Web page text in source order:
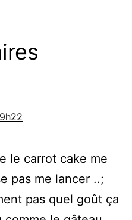
le carrot cake me
pas me lancer ..;
pas quel goût ça